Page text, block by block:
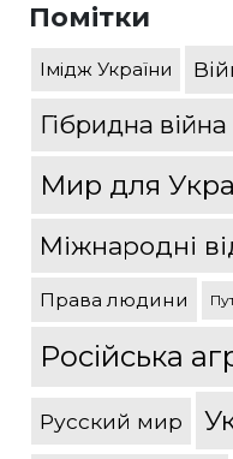
Помітки
Імідж України
Гібридна війна
Мир для
Міжнародні
Права людини
Російська
Русский мир